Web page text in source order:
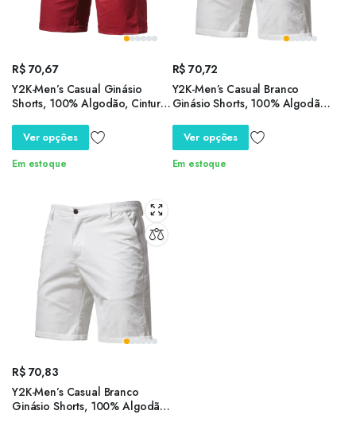
R$70,67
Y2K-Men’s Casual Ginásio
Shorts, 100% Algodão, Cintura
Praia Shorts, Negócios, Social,
Novo, Verão
Ver opções
Em estoque
R$ 70,72
Y2K-Men’s Casual Branco
Ginásio Shorts, 100% Algodão,
Bermuda Praia para Homens,
Negócios e Social, Novo,
Verão
Ver opções
Em estoque
R$70,83
Y2K-Men’s Casual Branco
Ginásio Shorts, 100% Algodão,